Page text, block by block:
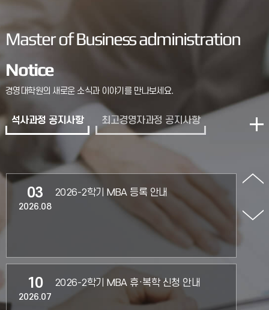
Master of Business administration
Notice
경영대학원의 새로운 소식과 이야기를 만나보세요.
석사과정 공지사항
[2026-1학기 시간표 수정 안내 ]일부 교과목의 강의실이
참고바랍니다. 강의실 변경 교과목 1. 빅데이터와
2026-1학기 MBA 수강신청 안내
2026.02
13
2026-2학기 MBA 등록 안내
2026.08
03
2026-2학기 MBA 휴·복학 신청 안내
2026.07
10
최고경영자과정 공지사항